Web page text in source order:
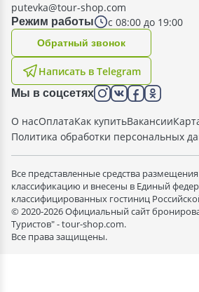
Режим работы с 08:00 до 19:00
putevka@tour-shop.com
Написать в Telegram
Oбратный звонок
Мы в соцсетях
О насОплатаКак купитьВакансии
Политика обработки персональных
Все представленные средства
классификацию и внесены в Единый
классифицированных гостиниц
© 2020-2026 Официальный сайт
Туристов" - tour-shop.com.
Все права защищены.